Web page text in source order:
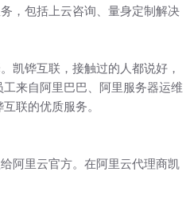
，包括上云咨询、量身定制解决
凯铧互联，接触过的人都说好，
来自阿里巴巴、阿里服务器运维
联的优质服务。
阿里云官方。在阿里云代理商凯